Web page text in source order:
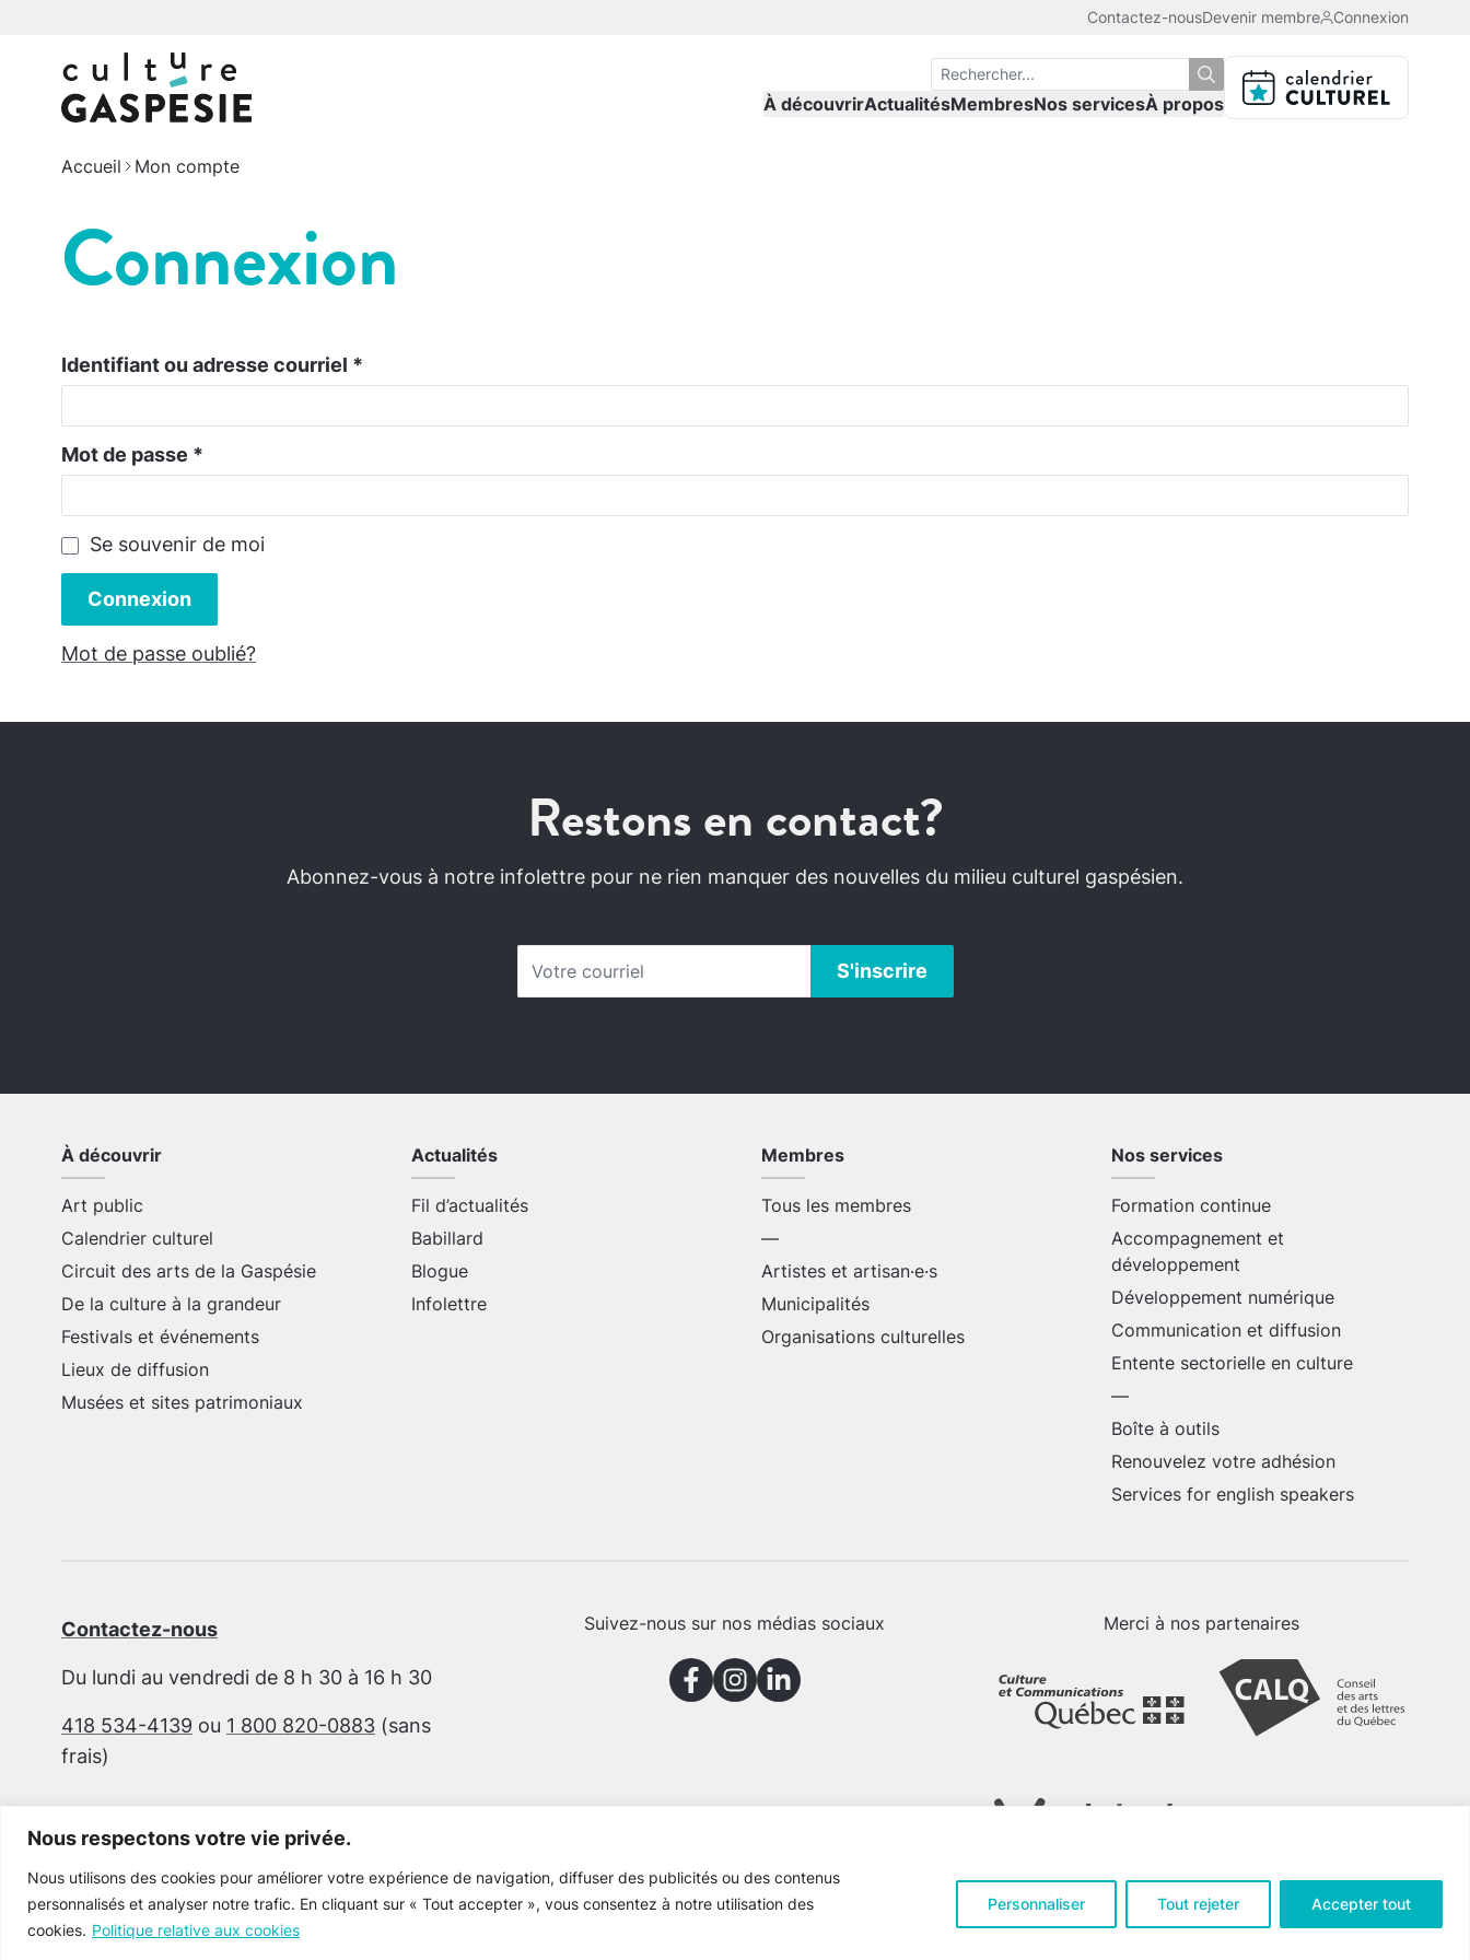
Nous respectons votre vie privée.
Nous utilisons des cookies pour améliorer votre expérience de navigation, diffuser des publicités ou des contenus
personnalisés et analyser notre trafic. En cliquant sur « Tout accepter », vous consentez à notre utilisation des
cookies. Politique relative aux cookies
Personnaliser Tout rejeter Accepter tout
Contactez-nousDevenir membre Connexion
À découvrirActualitésMembresNos servicesÀ propos
Accueil Mon compte
Connexion
Identifiant ou adresse courriel *
Mot de passe *
Se souvenir de moi
Connexion
Mot de passe oublié?
Restons en contact?
Abonnez-vous à notre infolettre pour ne rien manquer des nouvelles du milieu culturel gaspésien.
À découvrir
Art public
Calendrier culturel
Circuit des arts de la Gaspésie
De la culture à la grandeur
Festivals et événements
Lieux de diffusion
Musées et sites patrimoniaux
Actualités
Fil d’actualités
Babillard
Blogue
Infolettre
Membres
Tous les membres
—
Artistes et artisan·e·s
Municipalités
Organisations culturelles
Nos services
Formation continue
Accompagnement et
développement
Développement numérique
Communication et diffusion
Entente sectorielle en culture
—
Boîte à outils
Renouvelez votre adhésion
Services for english speakers
Contactez-nous
Du lundi au vendredi de 8 h 30 à 16 h 30
418 534-4139 ou 1 800 820-0883 (sans
frais)
Suivez-nous sur nos médias sociaux Merci à nos partenaires